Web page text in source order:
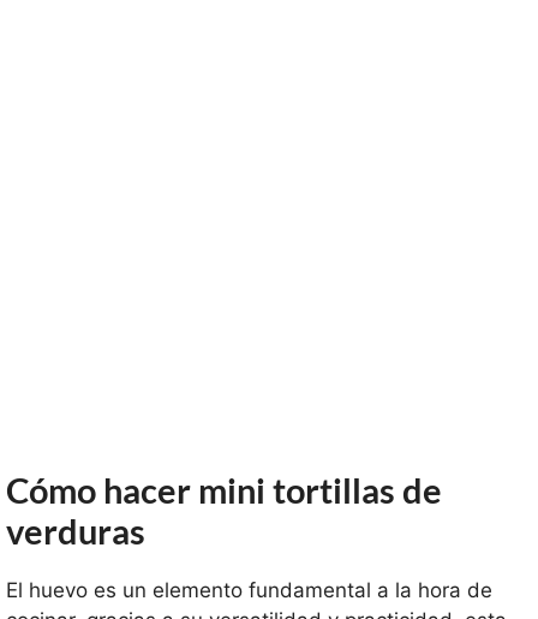
Cómo hacer mini tortillas de
verduras
El huevo es un elemento fundamental a la hora de